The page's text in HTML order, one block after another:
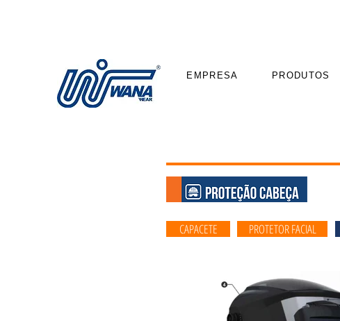
EMPRESA PRODUTOS
CAPACETE PROTETOR FACIAL